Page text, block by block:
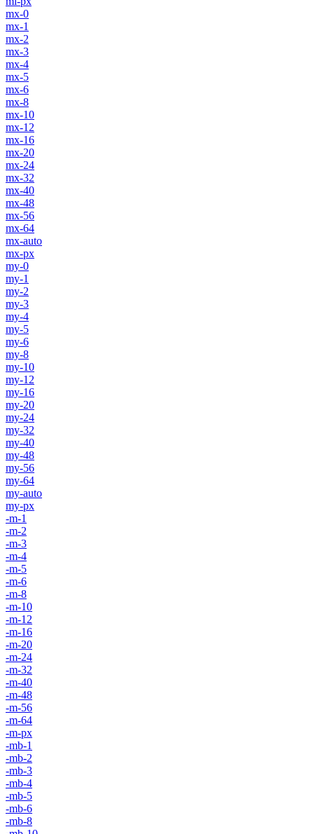
mx-0
mx-1
mx-2
mx-3
mx-4
mx-5
mx-6
mx-8
mx-10
mx-12
mx-16
mx-20
mx-24
mx-32
mx-40
mx-48
mx-56
mx-64
mx-auto
mx-px
my-0
my-1
my-2
my-3
my-4
my-5
my-6
my-8
my-10
my-12
my-16
my-20
my-24
my-32
my-40
my-48
my-56
my-64
my-auto
my-px
-m-1
-m-2
-m-3
-m-4
-m-5
-m-6
-m-8
-m-10
-m-12
-m-16
-m-20
-m-24
-m-32
-m-40
-m-48
-m-56
-m-64
-m-px
-mb-1
-mb-2
-mb-3
-mb-4
-mb-5
-mb-6
-mb-8